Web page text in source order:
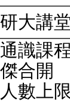
大講
識課
合開
數上